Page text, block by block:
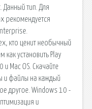
Данный тип. Для
рекомендуется
кто ценит необычный
как установить Play
Mac OS. Скачайте
и файлы на каждый
другое. Windows 10 -
и